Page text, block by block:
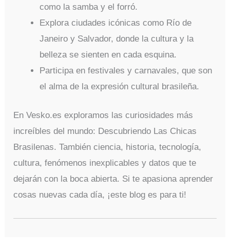
como la samba y el forró.
Explora ciudades icónicas como Río de
Janeiro y Salvador, donde la cultura y la
belleza se sienten en cada esquina.
Participa en festivales y carnavales, que son
el alma de la expresión cultural brasileña.
En Vesko.es exploramos las curiosidades más
increíbles del mundo: Descubriendo Las Chicas
Brasilenas. También ciencia, historia, tecnología,
cultura, fenómenos inexplicables y datos que te
dejarán con la boca abierta. Si te apasiona aprender
cosas nuevas cada día, ¡este blog es para ti!